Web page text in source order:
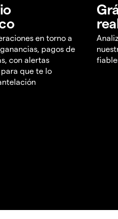
en torno a
pagos de
con alertas
que te lo